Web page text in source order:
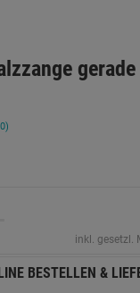
inkl. gesetzl.
BESTELLEN &